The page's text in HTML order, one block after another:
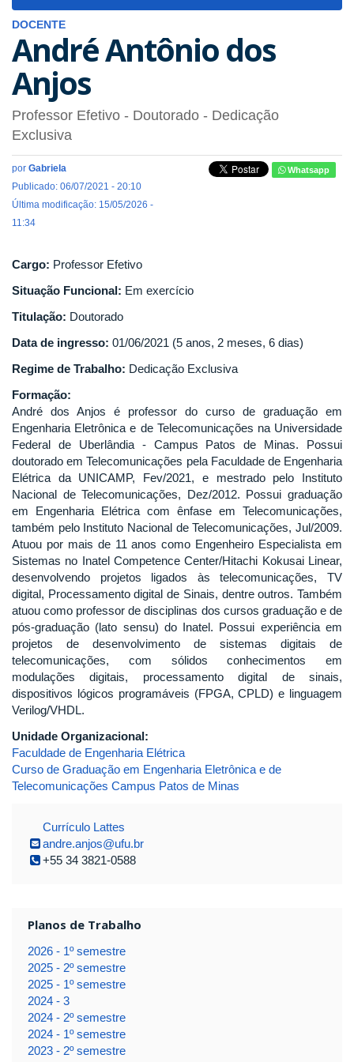
DOCENTE
André Antônio dos
Anjos
Professor Efetivo - Doutorado - Dedicação
Exclusiva
por Gabriela
Publicado: 06/07/2021 - 20:10
Última modificação: 15/05/2026 -
11:34
Whatsapp
Cargo: Professor Efetivo
Situação Funcional: Em exercício
Titulação: Doutorado
Data de ingresso: 01/06/2021 (5 anos, 2 meses, 6 dias)
Regime de Trabalho: Dedicação Exclusiva
Formação:
André dos Anjos é professor do curso de graduação em
Engenharia Eletrônica e de Telecomunicações na Universidade
Federal de Uberlândia - Campus Patos de Minas. Possui
doutorado em Telecomunicações pela Faculdade de Engenharia
Elétrica da UNICAMP, Fev/2021, e mestrado pelo Instituto
Nacional de Telecomunicações, Dez/2012. Possui graduação
em Engenharia Elétrica com ênfase em Telecomunicações,
também pelo Instituto Nacional de Telecomunicações, Jul/2009.
Atuou por mais de 11 anos como Engenheiro Especialista em
Sistemas no Inatel Competence Center/Hitachi Kokusai Linear,
desenvolvendo projetos ligados às telecomunicações, TV
digital, Processamento digital de Sinais, dentre outros. Também
atuou como professor de disciplinas dos cursos graduação e de
pós-graduação (lato sensu) do Inatel. Possui experiência em
projetos de desenvolvimento de sistemas digitais de
telecomunicações, com sólidos conhecimentos em
modulações digitais, processamento digital de sinais,
dispositivos lógicos programáveis (FPGA, CPLD) e linguagem
Verilog/VHDL.
Unidade Organizacional:
Faculdade de Engenharia Elétrica
Curso de Graduação em Engenharia Eletrônica e de
Telecomunicações Campus Patos de Minas
Currículo Lattes
andre.anjos@ufu.br
+55 34 3821-0588
Planos de Trabalho
2026 - 1º semestre
2025 - 2º semestre
2025 - 1º semestre
2024 - 3
2024 - 2º semestre
2024 - 1º semestre
2023 - 2º semestre